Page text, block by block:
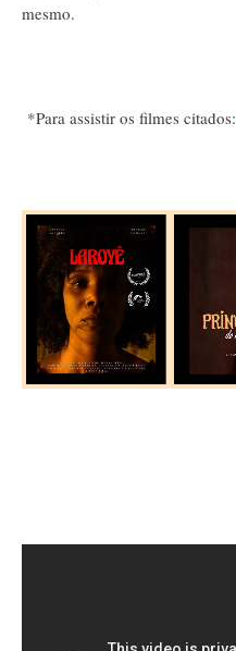
mesmo.
*Para assistir os filmes citados: